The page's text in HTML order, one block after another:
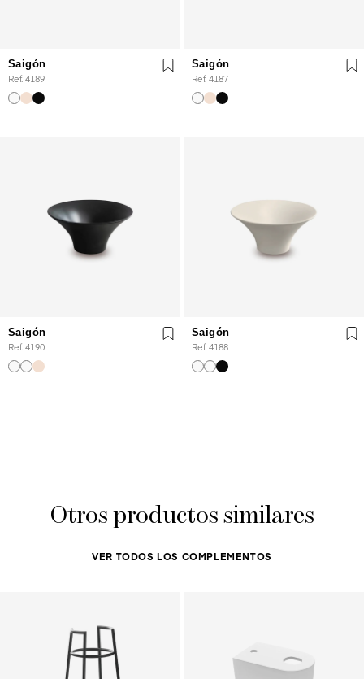
Saigón
Ref. 4189
Saigón
Ref. 4187
Saigón
Ref. 4190
Saigón
Ref. 4188
Otros productos similares
VER TODOS LOS COMPLEMENTOS